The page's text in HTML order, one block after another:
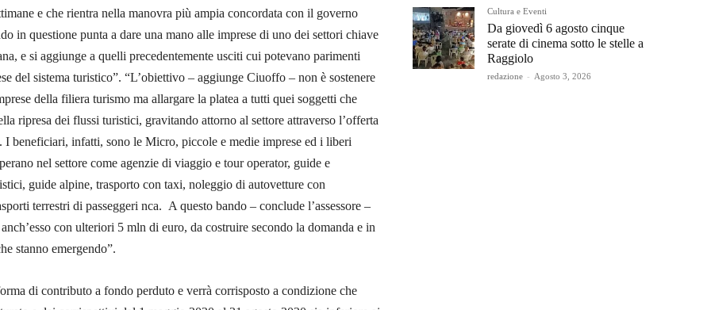
e che rientra nella manovra più ampia concordata con il governo
in questione punta a dare una mano alle imprese di uno dei settori chiave
e si aggiunge a quelli precedentemente usciti cui potevano parimenti
del sistema turistico”. “L’obiettivo – aggiunge Ciuoffo – non è sostenere
della filiera turismo ma allargare la platea a tutti quei soggetti che
ripresa dei flussi turistici, gravitando attorno al settore attraverso l’offerta
I beneficiari, infatti, sono le Micro, piccole e medie imprese ed i liberi
nel settore come agenzie di viaggio e tour operator, guide e
guide alpine, trasporto con taxi, noleggio di autovetture con
terrestri di passeggeri nca. A questo bando – conclude l’assessore –
con ulteriori 5 mln di euro, da costruire secondo la domanda e in
stanno emergendo”.
di contributo a fondo perduto e verrà corrisposto a condizione che
Cultura e Eventi
Da giovedì 6 agosto cinque
serate di cinema sotto le stelle a
Raggiolo
redazione - Agosto 3, 2026